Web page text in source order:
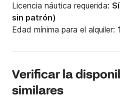
Licencia náutica requerida:
sin patrón)
Edad mínima para el alquiler:
Verificar la
similares